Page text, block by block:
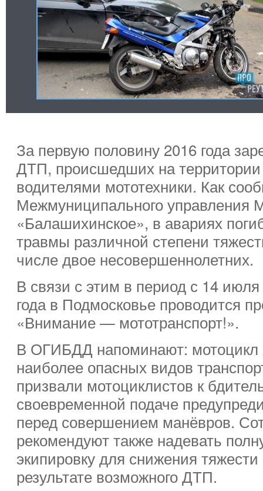
За первую половину 2016 года
ДТП, происшедших на
водителями мототехники. Как
Межмуниципального управления
«Балашихинское», в авариях
травмы различной степени
числе двое несовершеннолетних.
В связи с этим в период с 14 июля
года в Подмосковье проводится
«Внимание — мототранспорт!».
В ОГИБДД напоминают: мотоцикл
наиболее опасных видов
призвали мотоциклистов к
своевременной подаче
перед совершением манёвров.
рекомендуют также надевать
экипировку для снижения
результате возможного ДТП.